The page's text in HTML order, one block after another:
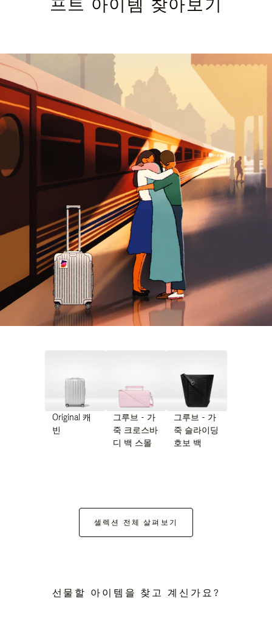
Original 캐
빈
그루브 - 가
죽 크로스바
디 백 스몰
그루브 - 가
죽 슬라이딩
호보 백
셀렉션 전체 살펴보기
선물할 아이템을 찾고 계신가요?